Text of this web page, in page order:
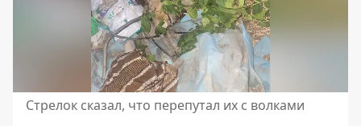
Стрелок сказал, что перепутал их с волками